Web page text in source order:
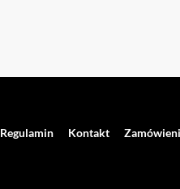
Regulamin Kontakt